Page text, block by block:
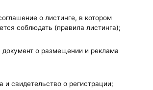
о листинге, в котором
соблюдать (правила листинга);
документ о размещении и реклама
и свидетельство о регистрации;